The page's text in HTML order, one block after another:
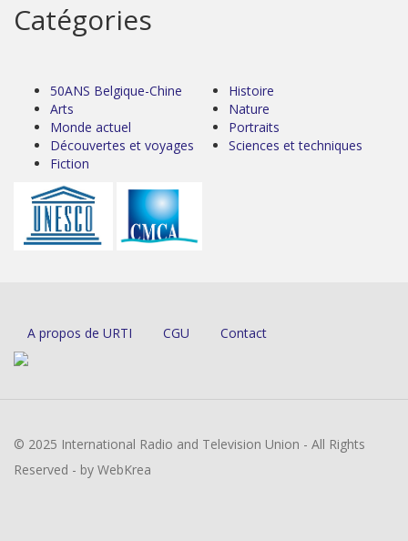
Catégories
50ANS Belgique-Chine
Arts
Monde actuel
Découvertes et voyages
Fiction
Histoire
Nature
Portraits
Sciences et techniques
A propos de URTI CGU Contact
© 2025 International Radio and Television Union - All Rights
Reserved - by WebKrea